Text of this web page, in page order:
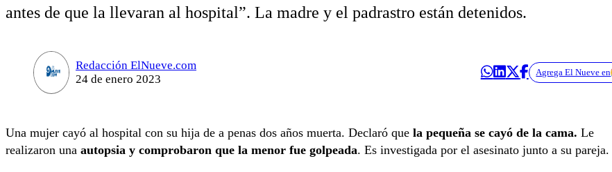
antes de que la llevaran al hospital”. La madre y el padrastro están detenidos.
Redacción ElNueve.com
24 de enero 2023
Agrega El Nueve en
Una mujer cayó al hospital con su hija de a penas dos años muerta. Declaró que la pequeña se cayó de la cama. Le
realizaron una autopsia y comprobaron que la menor fue golpeada. Es investigada por el asesinato junto a su pareja.